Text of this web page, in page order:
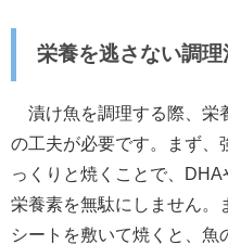
栄養を逃さない調理
漬け魚を調理する際、栄
の工夫が必要です。まず、
っくりと焼くことで、
栄養素を無駄にしません。
シートを敷いて焼くと、魚